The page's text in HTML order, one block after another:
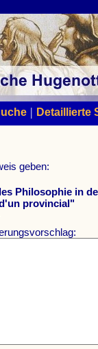
| Detaillierte
geben:
Philosophie in
provincial"